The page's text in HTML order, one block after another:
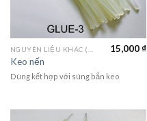
Keo nến
15,000₫
Dùng kết hợp với súng bắn keo